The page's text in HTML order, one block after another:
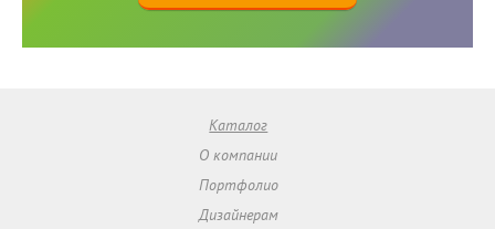
Каталог
О компании
Портфолио
Дизайнерам